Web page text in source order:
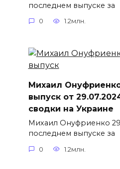
последнем выпуске за
0 1.2млн.
Михаил
выпуск от
сводки на Украине
Михаил Онуфриенко
последнем выпуске за
0 1.2млн.